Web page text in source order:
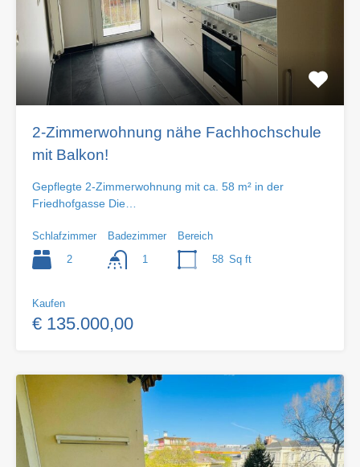
2-Zimmerwohnung nähe Fachhochschule
mit Balkon!
Gepflegte 2-Zimmerwohnung mit ca. 58 m² in der
Friedhofgasse Die…
Schlafzimmer
2
Badezimmer
1
Bereich
58 Sq ft
Kaufen
€ 135.000,00